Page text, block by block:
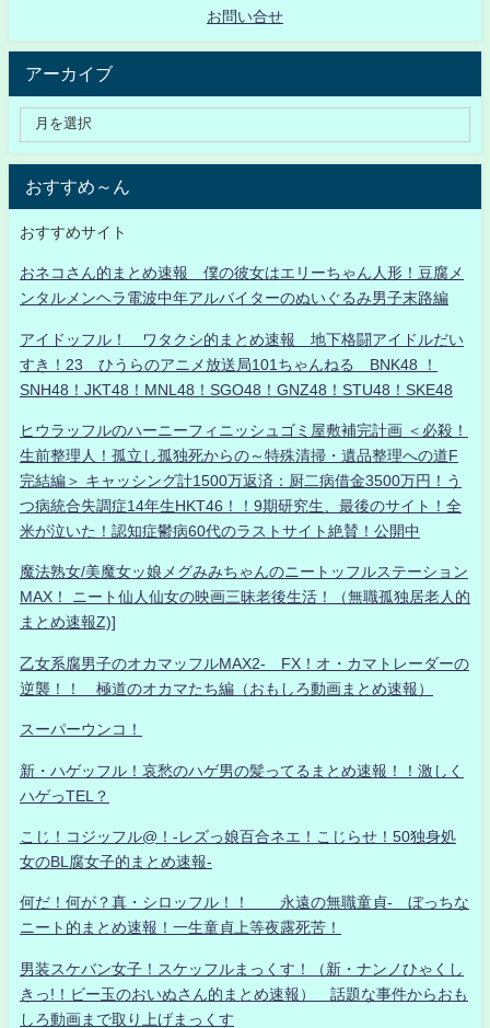
お問い合せ
アーカイブ
おすすめ～ん
おすすめサイト
おネコさん的まとめ速報 僕の彼女はエリーちゃん人形！豆腐メ
ンタルメンヘラ電波中年アルバイターのぬいぐるみ男子末路編
アイドッフル！ ワタクシ的まとめ速報 地下格闘アイドルだい
すき！23 ひうらのアニメ放送局101ちゃんねる BNK48 ！
SNH48！JKT48！MNL48！SGO48！GNZ48！STU48！SKE48
ヒウラッフルのハーニーフィニッシュゴミ屋敷補完計画 ＜必殺！
生前整理人！孤立し孤独死からの～特殊清掃・遺品整理への道F
完結編＞ キャッシング計1500万返済：厨二病借金3500万円！う
つ病統合失調症14年生HKT46！！9期研究生、最後のサイト！全
米が泣いた！認知症鬱病60代のラストサイト絶賛！公開中
魔法熟女/美魔女ッ娘メグみみちゃんのニートッフルステーション
MAX！ ニート仙人仙女の映画三昧老後生活！（無職孤独居老人的
まとめ速報Z)]
乙女系腐男子のオカマッフルMAX2- FX！オ・カマトレーダーの
逆襲！！ 極道のオカマたち編（おもしろ動画まとめ速報）
スーパーウンコ！
新・ハゲッフル！哀愁のハゲ男の髪ってるまとめ速報！！激しく
ハゲっTEL？
こじ！コジッフル@！-レズっ娘百合ネエ！こじらせ！50独身処
女のBL腐女子的まとめ速報-
何だ！何が？真・シロッフル！！ 永遠の無職童貞- ぼっちな
ニート的まとめ速報！一生童貞上等夜露死苦！
男装スケバン女子！スケッフルまっくす！（新・ナンノひゃくし
きっ!！ビー玉のおいぬさん的まとめ速報） 話題な事件からおも
しろ動画まで取り上げまっくす